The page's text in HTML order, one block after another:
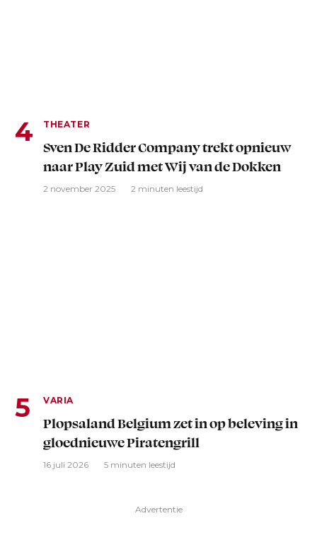
THEATER
Sven De Ridder Company trekt opnieuw
naar Play Zuid met Wij van de Dokken
2 november 2025 2 minuten leestijd
VARIA
Plopsaland Belgium zet in op beleving in
gloednieuwe Piratengrill
16 juli 2026 5 minuten leestijd
Advertentie